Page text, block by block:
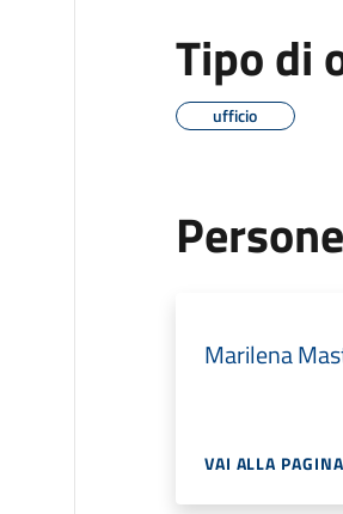
Tipo di
ufficio
Marilena
VAI ALLA PAGINA